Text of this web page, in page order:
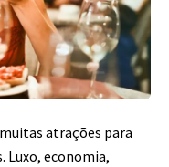
atrações para
Luxo, economia,